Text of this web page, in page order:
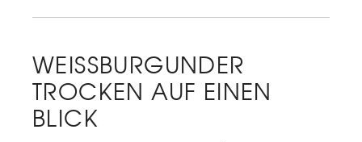
WEISSBURGUNDER
TROCKEN AUF EINEN
BLICK